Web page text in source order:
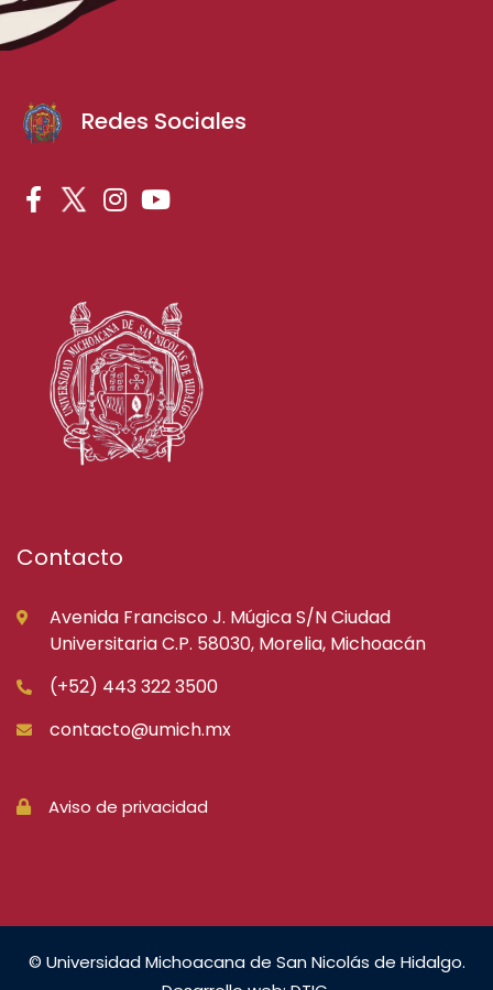
Redes Sociales
Contacto
Avenida Francisco J. Múgica S/N Ciudad
Universitaria C.P. 58030, Morelia, Michoacán
(+52) 443 322 3500
contacto@umich.mx
Aviso de privacidad
© Universidad Michoacana de San Nicolás de Hidalgo.